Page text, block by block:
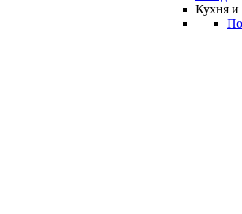
Кухня и